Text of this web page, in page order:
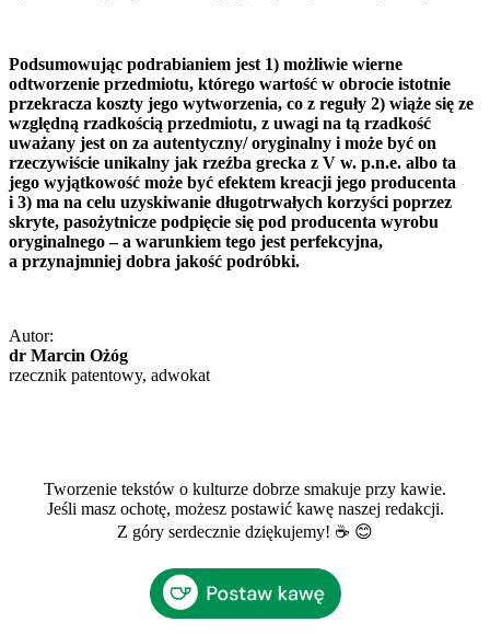
Podsumowując podrabianiem jest 1) możliwie wierne
odtworzenie przedmiotu, którego wartość w obrocie istotnie
przekracza koszty jego wytworzenia, co z reguły 2) wiąże się ze
względną rzadkością przedmiotu, z uwagi na tą rzadkość
uważany jest on za autentyczny/ oryginalny i może być on
rzeczywiście unikalny jak rzeźba grecka z V w. p.n.e. albo ta
jego wyjątkowość może być efektem kreacji jego producenta
i 3) ma na celu uzyskiwanie długotrwałych korzyści poprzez
skryte, pasożytnicze podpięcie się pod producenta wyrobu
oryginalnego – a warunkiem tego jest perfekcyjna,
a przynajmniej dobra jakość podróbki.
Autor:
dr Marcin Ożóg
rzecznik patentowy, adwokat
Tworzenie tekstów o kulturze dobrze smakuje przy kawie.
Jeśli masz ochotę, możesz postawić kawę naszej redakcji.
Z góry serdecznie dziękujemy! ☕ 😊